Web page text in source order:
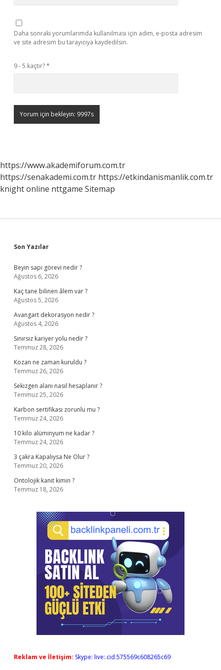
Daha sonraki yorumlarımda kullanılması için adım, e-posta adresim
ve site adresim bu tarayıcıya kaydedilsin.
9 - 5 kaçtır?*
https://www.akademiforum.com.tr
https://senakademi.com.tr https://etkindanismanlik.com.tr
knight online nttgame Sitemap
Sidebar
Son Yazılar
Beyin sapı görevi nedir ?
Ağustos 6, 2026
Kaç tane bilinen âlem var ?
Ağustos 5, 2026
Avangart dekorasyon nedir ?
Ağustos 4, 2026
Sınırsız kariyer yolu nedir ?
Temmuz 28, 2026
Kozan ne zaman kuruldu ?
Temmuz 26, 2026
Sekizgen alanı nasıl hesaplanır ?
Temmuz 25, 2026
Karbon sertifikası zorunlu mu ?
Temmuz 24, 2026
10 kilo alüminyum ne kadar ?
Temmuz 24, 2026
3 çakra Kapalıysa Ne Olur ?
Temmuz 20, 2026
Ontolojik kanıt kimin ?
Temmuz 18, 2026
Reklam ve İletişim: Skype: live:.cid.575569c608265c69